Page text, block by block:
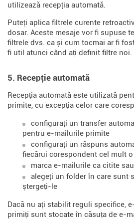
utilizează recepția automată.
Puteți aplica filtrele curente
dosar. Aceste mesaje vor fi supuse
filtrele dvs. ca și cum tocmai ar fi
fi util atunci când ați definit filtre noi.
5. Recepție automată
Recepția automată este utilizată
primite, cu excepția celor care
configurați un transfer
pentru e-mailurile primite
configurați un răspuns
fiecărui corespondent cel mult
marca e-mailurile ca citite
alegeți un folder în care sunt
ștergeți-le
Dacă nu ați stabilit reguli specifice,
primiți sunt stocate în căsuța de e-